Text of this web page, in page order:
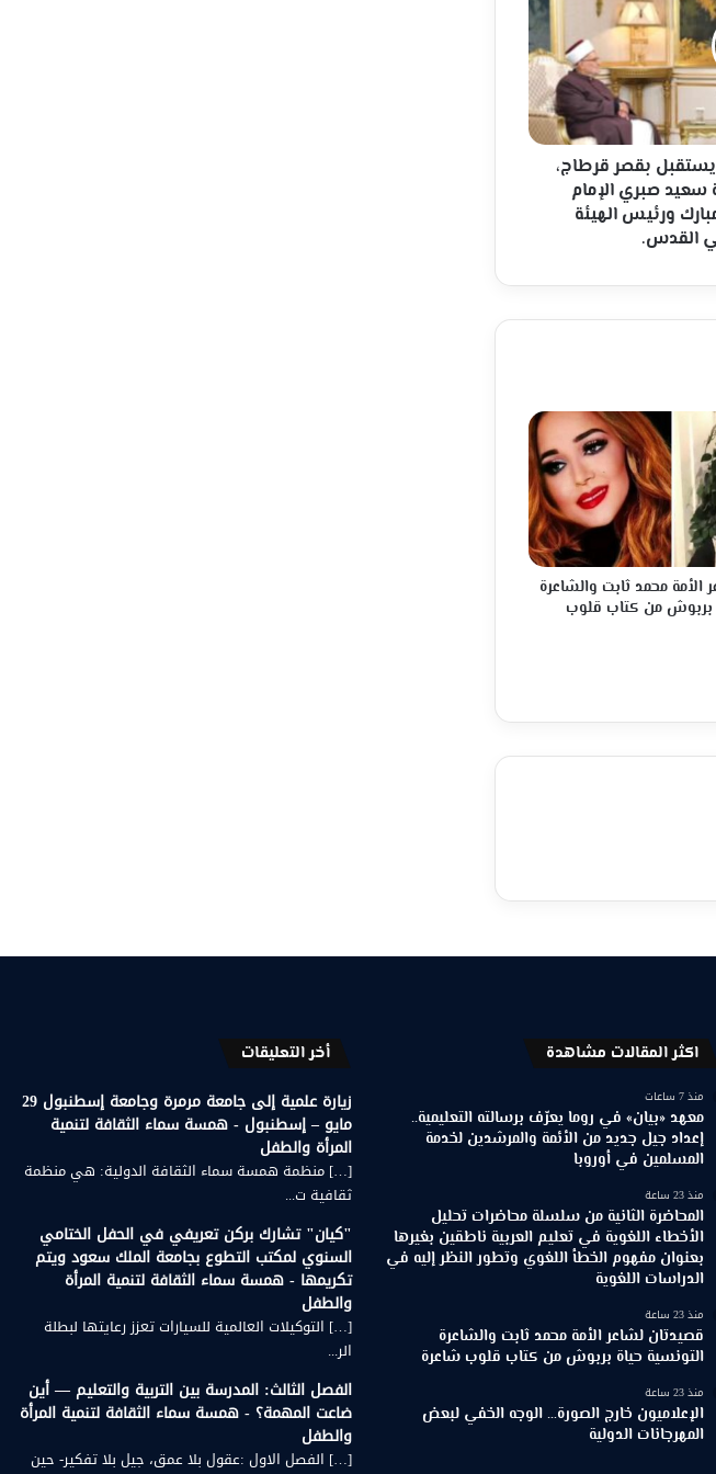
بقصر قرطاج،
سعيد صبري الإمام
ورئيس الهيئة
القدس.
الأمة محمد ثابت والشاعرة
بربوش من كتاب قلوب
اكثر المقالات مشاهدة
منذ 7 ساعات
معهد «بيان» في روما يعرّف برسالته التعليمية..
إعداد جيل جديد من الأئمة والمرشدين لخدمة
المسلمين في أوروبا
منذ 23 ساعة
المحاضرة الثانية من سلسلة محاضرات تحليل
الأخطاء اللغوية في تعليم العربية ناطقين بغيرها
بعنوان مفهوم الخطأ اللغوي وتطور النظر إليه في
الدراسات اللغوية
منذ 23 ساعة
قصيدتان لشاعر الأمة محمد ثابت والشاعرة
التونسية حياة بربوش من كتاب قلوب شاعرة
منذ 23 ساعة
الإعلاميون خارج الصورة… الوجه الخفي لبعض
المهرجانات الدولية
أخر التعليقات
زيارة علمية إلى جامعة مرمرة وجامعة إسطنبول 29
مايو – إسطنبول - همسة سماء الثقافة لتنمية
المرأة والطفل
[…] منظمة همسة سماء الثقافة الدولية: هي منظمة
ثقافية ت...
"كيان" تشارك بركن تعريفي في الحفل الختامي
السنوي لمكتب التطوع بجامعة الملك سعود ويتم
تكريمها - همسة سماء الثقافة لتنمية المرأة
والطفل
[…] التوكيلات العالمية للسيارات تعزز رعايتها لبطلة
الر...
الفصل الثالث: المدرسة بين التربية والتعليم — أين
ضاعت المهمة؟ - همسة سماء الثقافة لتنمية المرأة
والطفل
[…] الفصل الاول :عقول بلا عمق، جيل بلا تفكير- حين